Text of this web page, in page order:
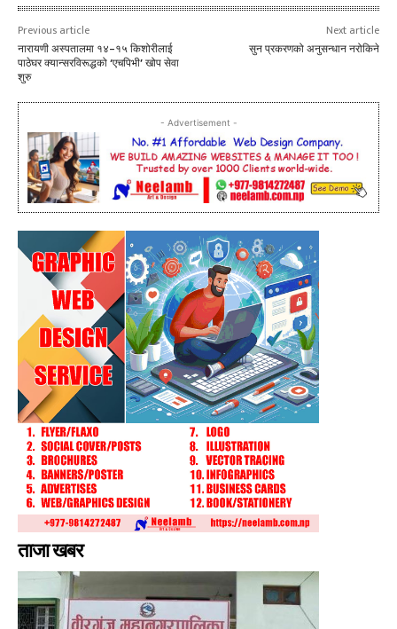
Previous article
नारायणी अस्पतालमा १४–१५ किशोरीलाई
पाठेघर क्यान्सरविरूद्धको ‘एचपिभी’ खोप सेवा
शुरु
Next article
सुन प्रकरणको अनुसन्धान नरोकिने
- Advertisement -
ताजा खबर